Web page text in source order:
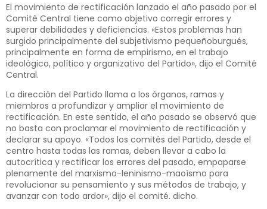
El movimiento de rectificación lanzado el año pasado por el
Comité Central tiene como objetivo corregir errores y
superar debilidades y deficiencias. «Estos problemas han
surgido principalmente del subjetivismo pequeñoburgués,
principalmente en forma de empirismo, en el trabajo
ideológico, político y organizativo del Partido», dijo el Comité
Central.
La dirección del Partido llama a los órganos, ramas y
miembros a profundizar y ampliar el movimiento de
rectificación. En este sentido, el año pasado se observó que
no basta con proclamar el movimiento de rectificación y
declarar su apoyo. «Todos los comités del Partido, desde el
centro hasta todas las ramas, deben llevar a cabo la
autocrítica y rectificar los errores del pasado, empaparse
plenamente del marxismo-leninismo-maoísmo para
revolucionar su pensamiento y sus métodos de trabajo, y
avanzar con todo ardor», dijo el comité. dicho.